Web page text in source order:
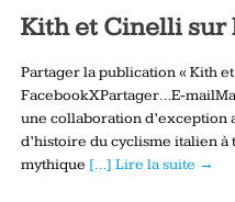
Kith et Cinelli sur
Partager la publication « Kith
FacebookXPartager…E-
une collaboration d’exception
d’histoire du cyclisme italien
mythique […] Lire la suite →